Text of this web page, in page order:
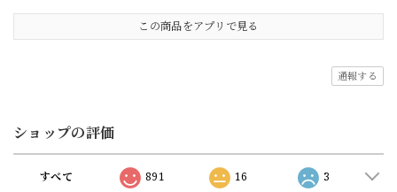
この商品をアプリで見る
通報する
ショップの評価
すべて 891 16 3